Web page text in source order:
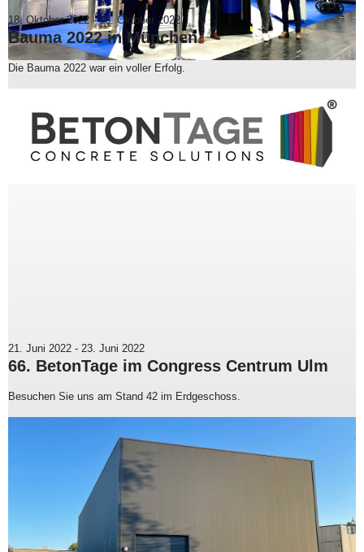
18. Oktober 2022 -30. Oktober 2022
Bauma 2022 in München
Die Bauma 2022 war ein voller Erfolg.
21. Juni 2022 - 23. Juni 2022
66. BetonTage im Congress Centrum Ulm
Besuchen Sie uns am Stand 42 im Erdgeschoss.